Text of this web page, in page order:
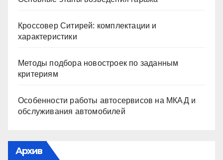
Кроссовер Ситирей: комплектации и
характеристики
Методы подбора новостроек по заданным
критериям
Особенности работы автосервисов на МКАД и
обслуживания автомобилей
Архив